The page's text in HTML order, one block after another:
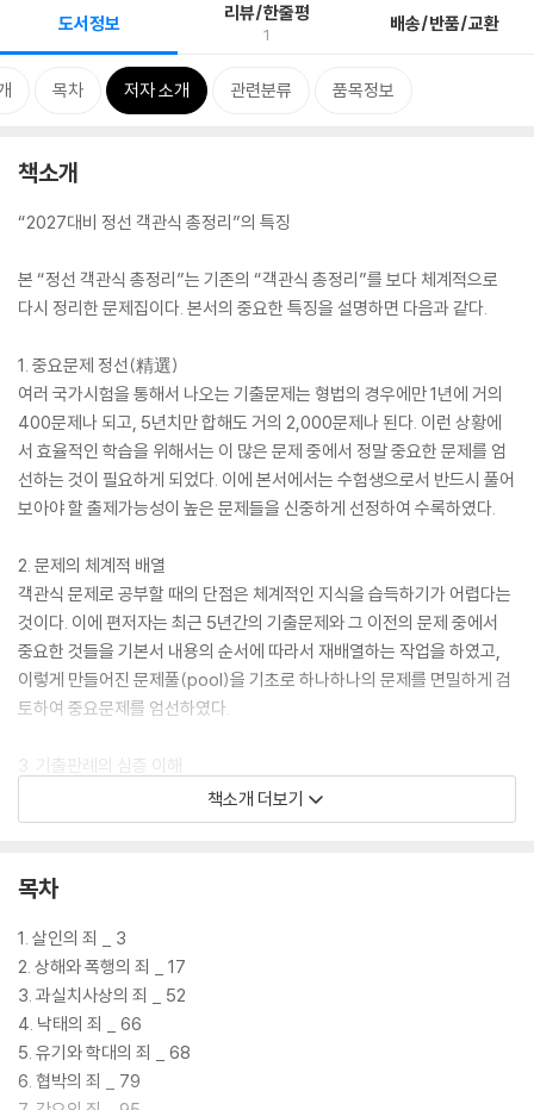
도서정보 리뷰/한줄평
1 배송/반품/교환
목차 저자 소개 관련분류 품목정보
책소개
“2027대비 정선 객관식 총정리”의 특징
본 “정선 객관식 총정리”는 기존의 “객관식 총정리”를 보다 체계적으로
다시 정리한 문제집이다. 본서의 중요한 특징을 설명하면 다음과 같다.
1. 중요문제 정선(精選)
여러 국가시험을 통해서 나오는 기출문제는 형법의 경우에만 1년에 거의
400문제나 되고, 5년치만 합해도 거의 2,000문제나 된다. 이런 상황에
서 효율적인 학습을 위해서는 이 많은 문제 중에서 정말 중요한 문제를 엄
선하는 것이 필요하게 되었다. 이에 본서에서는 수험생으로서 반드시 풀어
보아야 할 출제가능성이 높은 문제들을 신중하게 선정하여 수록하였다.
2. 문제의 체계적 배열
객관식 문제로 공부할 때의 단점은 체계적인 지식을 습득하기가 어렵다는
것이다. 이에 편저자는 최근 5년간의 기출문제와 그 이전의 문제 중에서
중요한 것들을 기본서 내용의 순서에 따라서 재배열하는 작업을 하였고,
이렇게 만들어진 문제풀(pool)을 기초로 하나하나의 문제를 면밀하게 검
토하여 중요문제를 엄선하였다.
3. 기출판례의 심층 이해
최근의 대법원 판례들은 그 안에 매우 많은 쟁점들을 포함하고 있기 때문
에 “지문”으로 나온 이외의 부분도 출제가능성이 매우 높다. 이에 본서에
출처가 되는 판결요지 전체를 수록함으로써 판례를 정확하게 이해함과 동
비할 수 있도록 하였다.
4. 이론·학설문제의 철저한 대비
최근에는 어떤 시험이든지 대학교수가 출제위원으로 참여함으로써 이론‧
학설문제의 비중이 점차로 증가하고 있다. 이러한 문제들은 난이도가 매우
높지만 기출문제가 많이 쌓여있기 때문에 그것들을 중심으로 정리한다면
책소개 더보기
목차
1. 살인의 죄 _ 3
2. 상해와 폭행의 죄 _ 17
3. 과실치사상의 죄 _ 52
4. 낙태의 죄 _ 66
5. 유기와 학대의 죄 _ 68
6. 협박의 죄 _ 79